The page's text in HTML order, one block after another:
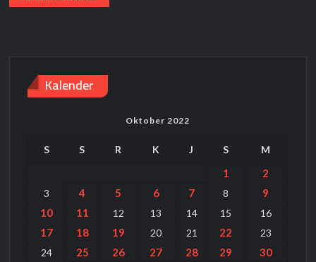
Kalender
Oktober 2022
S S R K J S M
1 2
3 4 5 6 7 8
9
10
11 12 13 14 15 16
17 18 19 20 21 22
23
24
25 26 27 28 29 30